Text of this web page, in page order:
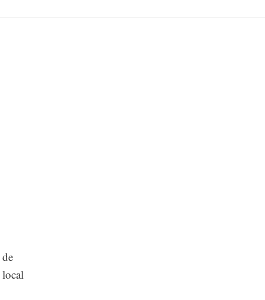
local